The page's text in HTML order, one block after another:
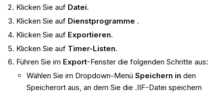
Klicken Sie auf Datei.
Klicken Sie auf Dienstprogramme .
Klicken Sie auf Exportieren.
Klicken Sie auf Timer-Listen.
Führen Sie im Export-Fenster die folgenden Schritte aus:
Wählen Sie im Dropdown-Menü Speichern in den
Speicherort aus, an dem Sie die .IIF-Datei speichern